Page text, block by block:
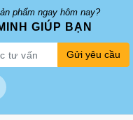
phẩm ngay hôm nay?
GIÚP BẠN
Gửi yêu cầu